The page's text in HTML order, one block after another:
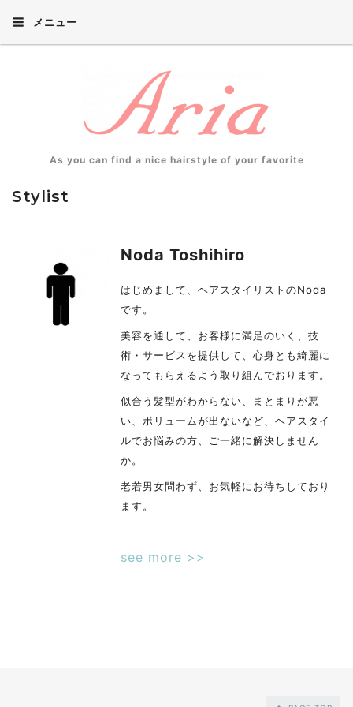
メニュー
As you can find a nice hairstyle of your favorite
Stylist
Noda Toshihiro
はじめまして、ヘアスタイリストのNoda
です。
美容を通して、お客様に満足のいく、技
術・サービスを提供して、心身とも綺麗に
なってもらえるよう取り組んでおります。
似合う髪型がわからない、まとまりが悪
い、ボリュームが出ないなど、ヘアスタイ
ルでお悩みの方、ご一緒に解決しません
か。
老若男女問わず、お気軽にお待ちしており
ます。
see more >>